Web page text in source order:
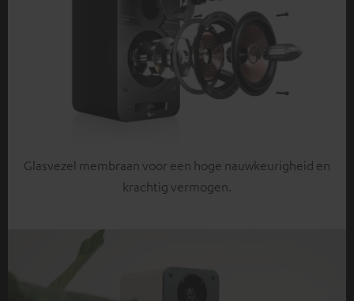
Glasvezel membraan voor een hoge nauwkeurigheid en
krachtig vermogen.